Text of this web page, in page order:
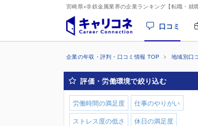
宮崎県×非鉄金属業界の企業ランキング【転職・就
口コミ
企業の年収・評判・口コミ情報 TOP 地域別口
評価・労働環境で絞り込む
労働時間の満足度
仕事のやりがい
ストレス度の低さ
休日の満足度